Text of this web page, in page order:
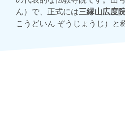
ん）で、正式には三縁山広度
こうどいん ぞうじょうじ）と